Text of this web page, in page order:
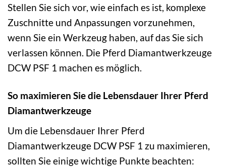
Stellen Sie sich vor, wie einfach es ist, komplexe
Zuschnitte und Anpassungen vorzunehmen,
wenn Sie ein Werkzeug haben, auf das Sie sich
verlassen können. Die Pferd Diamantwerkzeuge
DCW PSF 1 machen es möglich.
So maximieren Sie die Lebensdauer Ihrer Pferd
Diamantwerkzeuge
Um die Lebensdauer Ihrer Pferd
Diamantwerkzeuge DCW PSF 1 zu maximieren,
sollten Sie einige wichtige Punkte beachten: